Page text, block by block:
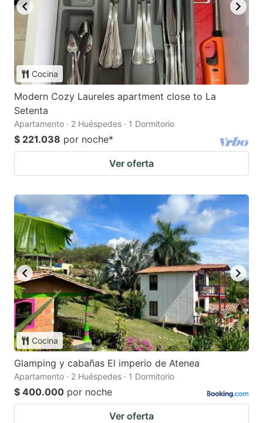
Cocina
Modern Cozy Laureles apartment close to La
Setenta
Apartamento · 2 Huéspedes · 1 Dormitorio
$ 221.038 por noche*
Ver oferta
Cocina
Glamping y cabañas El imperio de Atenea
Apartamento · 2 Huéspedes · 1 Dormitorio
$ 400.000 por noche
Ver oferta